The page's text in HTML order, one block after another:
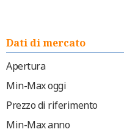
Dati di mercato
Apertura
Min-Max oggi
Prezzo di riferimento
Min-Max anno